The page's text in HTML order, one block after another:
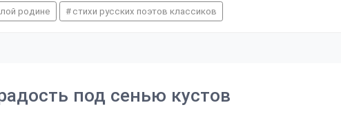
родине стихи русских поэтов классиков
под сенью кустов